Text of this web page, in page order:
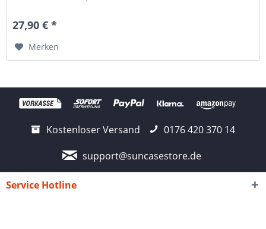
27,90 € *
Merken
Kostenloser Versand
0176 420 370 14
support@suncasestore.de
Service Hotline